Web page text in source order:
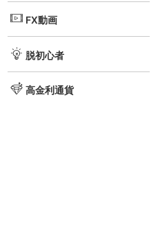
FX動画
脱初心者
高金利通貨